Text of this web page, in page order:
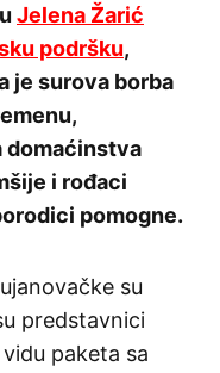
Jelena Žarić
podršku,
je surova borba
domaćinstva
i rođaci
pomogne.
su
predstavnici
paketa sa